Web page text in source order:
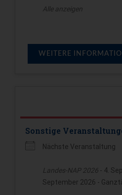
Alle anzeigen
WEITERE
Sonstige
Nächste Veranstaltung
Landes-NAP 2026 - 4.
September 2026 -